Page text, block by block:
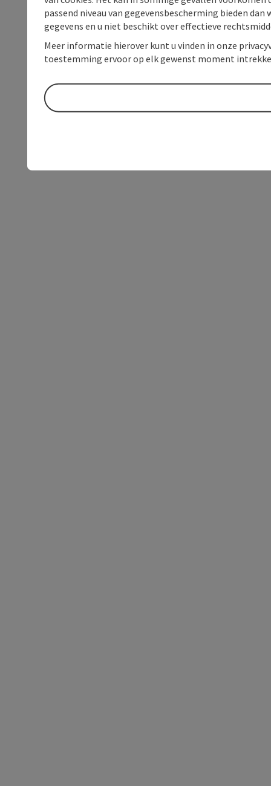
passend niveau van gegevensbescherming bieden
gegevens en u niet beschikt over effectieve
Meer informatie hierover kunt u vinden in onze
toestemming ervoor op elk gewenst moment